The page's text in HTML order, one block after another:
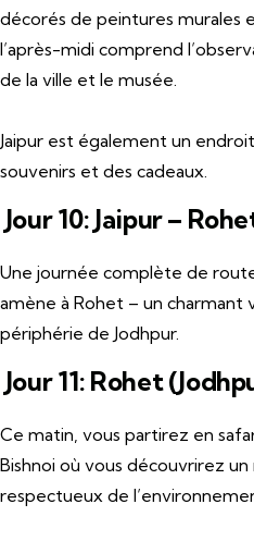
décorés de peintures murales
l’après-midi comprend
de la ville et le musée.
Jaipur est également un
souvenirs et des cadeaux.
Jour 10: Jaipur –
Une journée complète de
amène à Rohet – un charmant
périphérie de Jodhpur.
Jour 11: Rohet
Ce matin, vous partirez en
Bishnoi où vous découvrirez
respectueux de